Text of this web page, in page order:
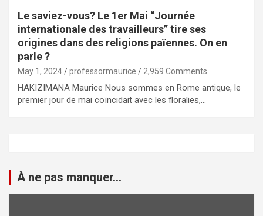
Le saviez-vous? Le 1er Mai “Journée
internationale des travailleurs” tire ses
origines dans des religions païennes. On en
parle ?
May 1, 2024 professormaurice 2,959 Comments
HAKIZIMANA Maurice Nous sommes en Rome antique, le
premier jour de mai coïncidait avec les floralies,…
À ne pas manquer...